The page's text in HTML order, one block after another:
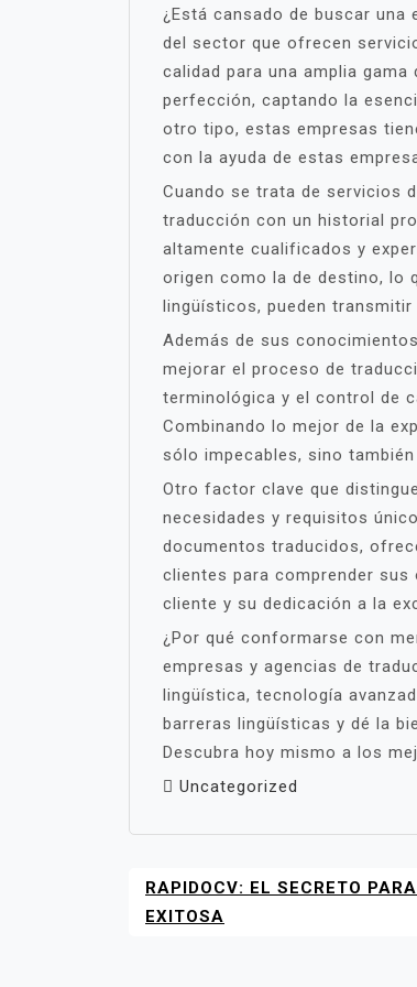
¿Está cansado de buscar
del sector que ofrecen
calidad para una amplia
perfección, captando la
otro tipo, estas empresas
con la ayuda de estas
Cuando se trata de servicios
traducción con un historial
altamente cualificados y
origen como la de destino, lo
lingüísticos, pueden
Además de sus
mejorar el proceso de
terminológica y el control de
Combinando lo mejor de la
sólo impecables, sino
Otro factor clave que
necesidades y requisitos
documentos traducidos,
clientes para comprender
cliente y su dedicación a la
¿Por qué conformarse con
empresas y agencias de
lingüística, tecnología
barreras lingüísticas y dé la
Descubra hoy mismo a los
Uncategorized
NAVEGACIÓN
DE
RAPIDOCV: EL SECRETO
EXITOSA